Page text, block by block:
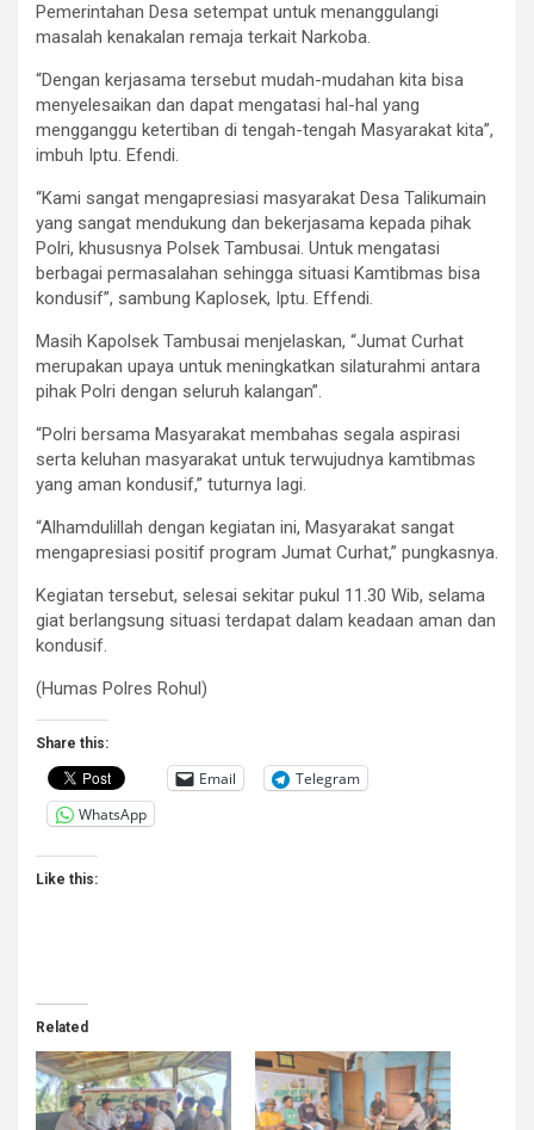
Pemerintahan Desa setempat untuk menanggulangi
masalah kenakalan remaja terkait Narkoba.
“Dengan kerjasama tersebut mudah-mudahan kita bisa
menyelesaikan dan dapat mengatasi hal-hal yang
mengganggu ketertiban di tengah-tengah Masyarakat kita”,
imbuh Iptu. Efendi.
“Kami sangat mengapresiasi masyarakat Desa Talikumain
yang sangat mendukung dan bekerjasama kepada pihak
Polri, khususnya Polsek Tambusai. Untuk mengatasi
berbagai permasalahan sehingga situasi Kamtibmas bisa
kondusif”, sambung Kaplosek, Iptu. Effendi.
Masih Kapolsek Tambusai menjelaskan, “Jumat Curhat
merupakan upaya untuk meningkatkan silaturahmi antara
pihak Polri dengan seluruh kalangan”.
“Polri bersama Masyarakat membahas segala aspirasi
serta keluhan masyarakat untuk terwujudnya kamtibmas
yang aman kondusif,” tuturnya lagi.
“Alhamdulillah dengan kegiatan ini, Masyarakat sangat
mengapresiasi positif program Jumat Curhat,” pungkasnya.
Kegiatan tersebut, selesai sekitar pukul 11.30 Wib, selama
giat berlangsung situasi terdapat dalam keadaan aman dan
kondusif.
(Humas Polres Rohul)
Share this:
Email
Telegram
WhatsApp
Like this:
Related